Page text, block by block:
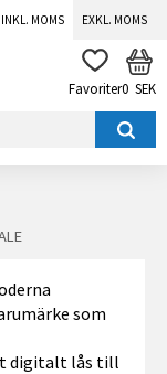
INKL. MOMS EXKL. MOMS
FAVORITER
0 SEK
som
digitalt lås till